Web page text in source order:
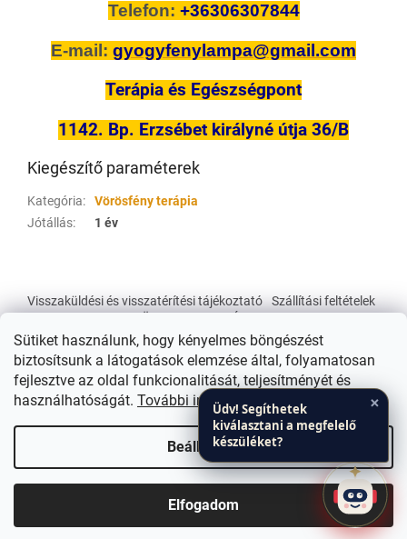
Sütiket használunk, hogy kényelmes böngészést
biztosítsunk a látogatások elemzése által, folyamatosan
fejlesztve az oldal funkcionalitását, teljesítményét és
használhatóságát. További információk
Beállítások
Elfogadom
Bemutatóterem Budapesten, Zuglóban! Szaktudás Irodaház
Terápia és Egészségpont 1143.Bp. Erzsébet királyné út 36/B 1.em.
Telefon: +36306307844
E-mail: gyogyfenylampa@gmail.com
Terápia és Egészségpont
1142. Bp. Erzsébet királyné útja 36/B
Kiegészítő paraméterek
Kategória:
Vörösfény terápia
Jótállás: 1 év
b
Visszaküldési és visszatérítési tájékoztató
Szállítási feltételek
Shoptet készítette
ActiveLight - Smart Laser - Gyógyfénylámpa
. Minden jog fenntartva.
×
Üdv! Segíthetek
kiválasztani a megfelelő
készüléket?